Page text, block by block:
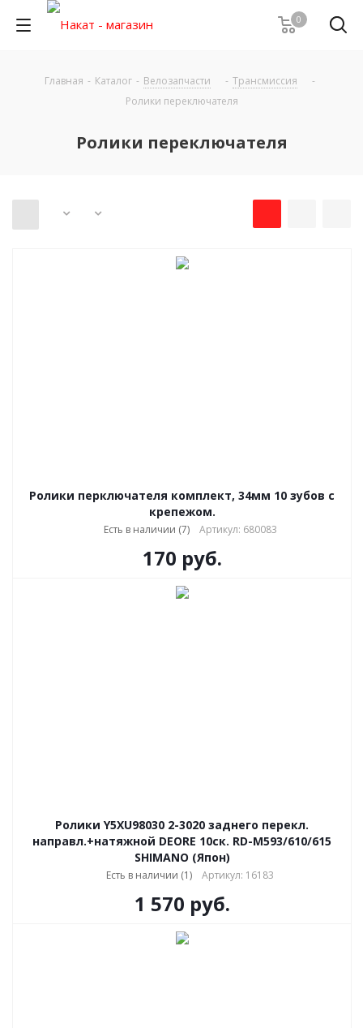
0
Главная - Каталог - Велозапчасти - Трансмиссия
-
Ролики переключателя
Ролики переключателя
Ролики перключателя комплект, 34мм 10 зубов с
крепежом.
Есть в наличии (7) Артикул: 680083
170 руб.
Ролики Y5XU98030 2-3020 заднего перекл.
направл.+натяжной DEORE 10ск. RD-M593/610/615
SHIMANO (Япон)
Есть в наличии (1) Артикул: 16183
1 570 руб.